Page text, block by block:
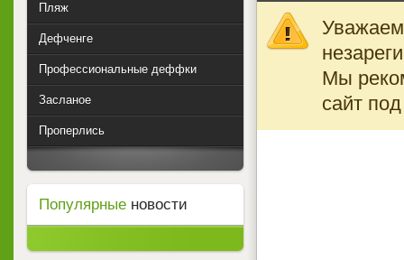
Мы
сайт
Пляж
Дефченге
Профессиональные деффки
Засланое
Проперлись
Популярные новости